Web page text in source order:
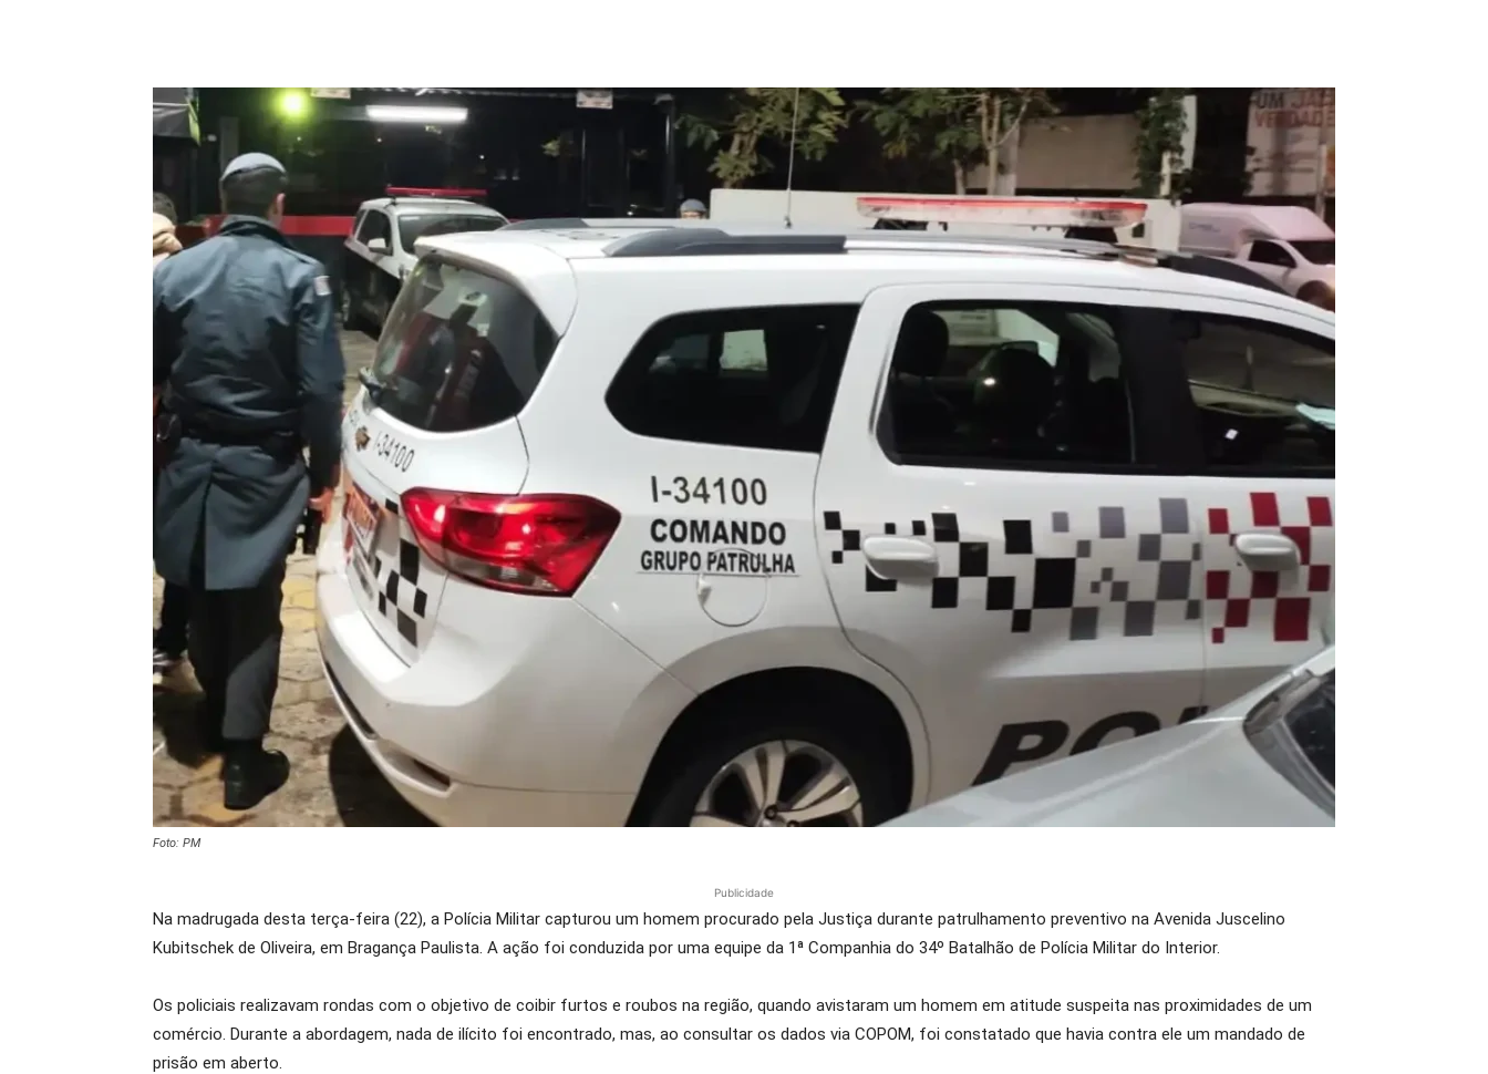
Foto: PM
Publicidade
Na madrugada desta terça-feira (22), a Polícia Militar capturou um homem procurado pela Justiça durante patrulhamento preventivo na Avenida Juscelino
Kubitschek de Oliveira, em Bragança Paulista. A ação foi conduzida por uma equipe da 1ª Companhia do 34º Batalhão de Polícia Militar do Interior.
Os policiais realizavam rondas com o objetivo de coibir furtos e roubos na região, quando avistaram um homem em atitude suspeita nas proximidades de um
comércio. Durante a abordagem, nada de ilícito foi encontrado, mas, ao consultar os dados via COPOM, foi constatado que havia contra ele um mandado de
prisão em aberto.